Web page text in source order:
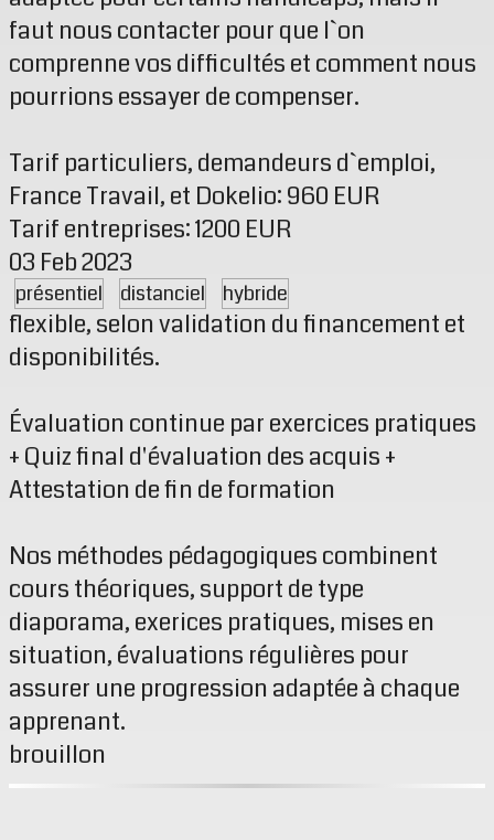
faut nous contacter pour que l`on
comprenne vos difficultés et comment nous
pourrions essayer de compenser.
Tarif particuliers, demandeurs d`emploi,
France Travail, et Dokelio: 960 EUR
Tarif entreprises: 1200 EUR
03 Feb 2023
présentiel distanciel hybride
flexible, selon validation du financement et
disponibilités.
Évaluation continue par exercices pratiques
+ Quiz final d'évaluation des acquis +
Attestation de fin de formation
Nos méthodes pédagogiques combinent
cours théoriques, support de type
diaporama, exerices pratiques, mises en
situation, évaluations régulières pour
assurer une progression adaptée à chaque
apprenant.
brouillon